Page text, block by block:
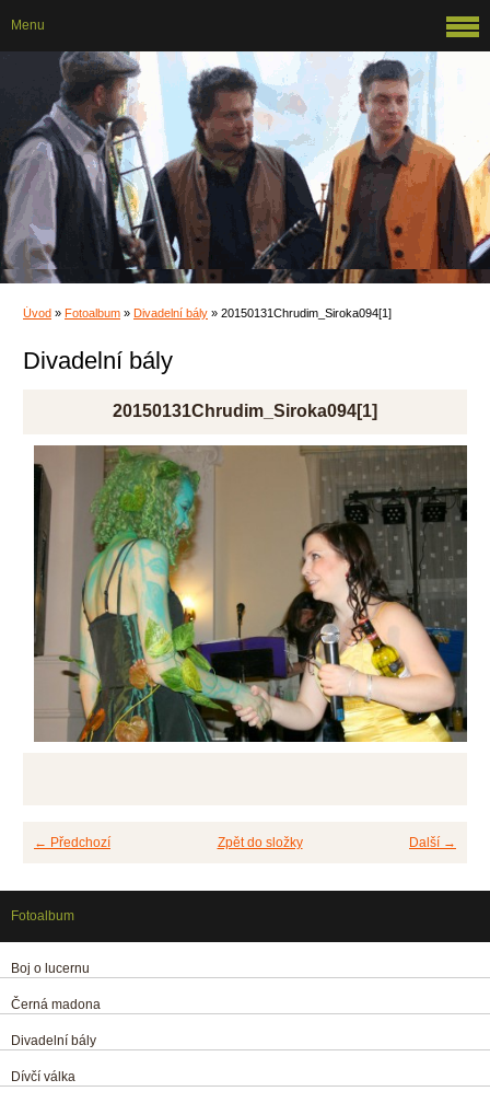
Úvod » Fotoalbum » Divadelní bály » 20150131Chrudim_Siroka094[1]
Divadelní bály
20150131Chrudim_Siroka094[1]
← Předchozí Další →
Zpět do složky
Menu
Fotoalbum
Boj o lucernu
Černá madona
Divadelní bály
Dívčí válka